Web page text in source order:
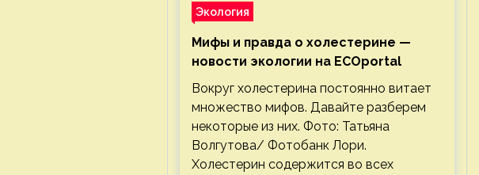
Экология
Мифы и правда о холестерине —
новости экологии на ECOportal
Вокруг холестерина постоянно витает
множество мифов. Давайте разберем
некоторые из них. Фото: Татьяна
Волгутова/ Фотобанк Лори.
Холестерин содержится во всех